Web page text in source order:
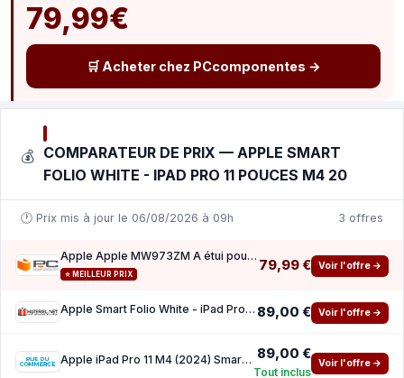
79,99€
🛒 Acheter chez PCcomponentes →
💰 COMPARATEUR DE PRIX — APPLE SMART
FOLIO WHITE - IPAD PRO 11 POUCES M4 20
🕐 Prix mis à jour le 06/08/2026 à 09h 3 offres
Apple Apple MW973ZM A étui pour tablette 27,9 cm (11 ) Folio White
⭐ MEILLEUR PRIX
79,99 € Voir l'offre →
Apple Smart Folio White - iPad Pro 11 pouces M4 2024 89,00 € Voir l'offre →
Apple iPad Pro 11 M4 (2024) Smart Folio White 89,00 €
Tout inclus
Voir l'offre →